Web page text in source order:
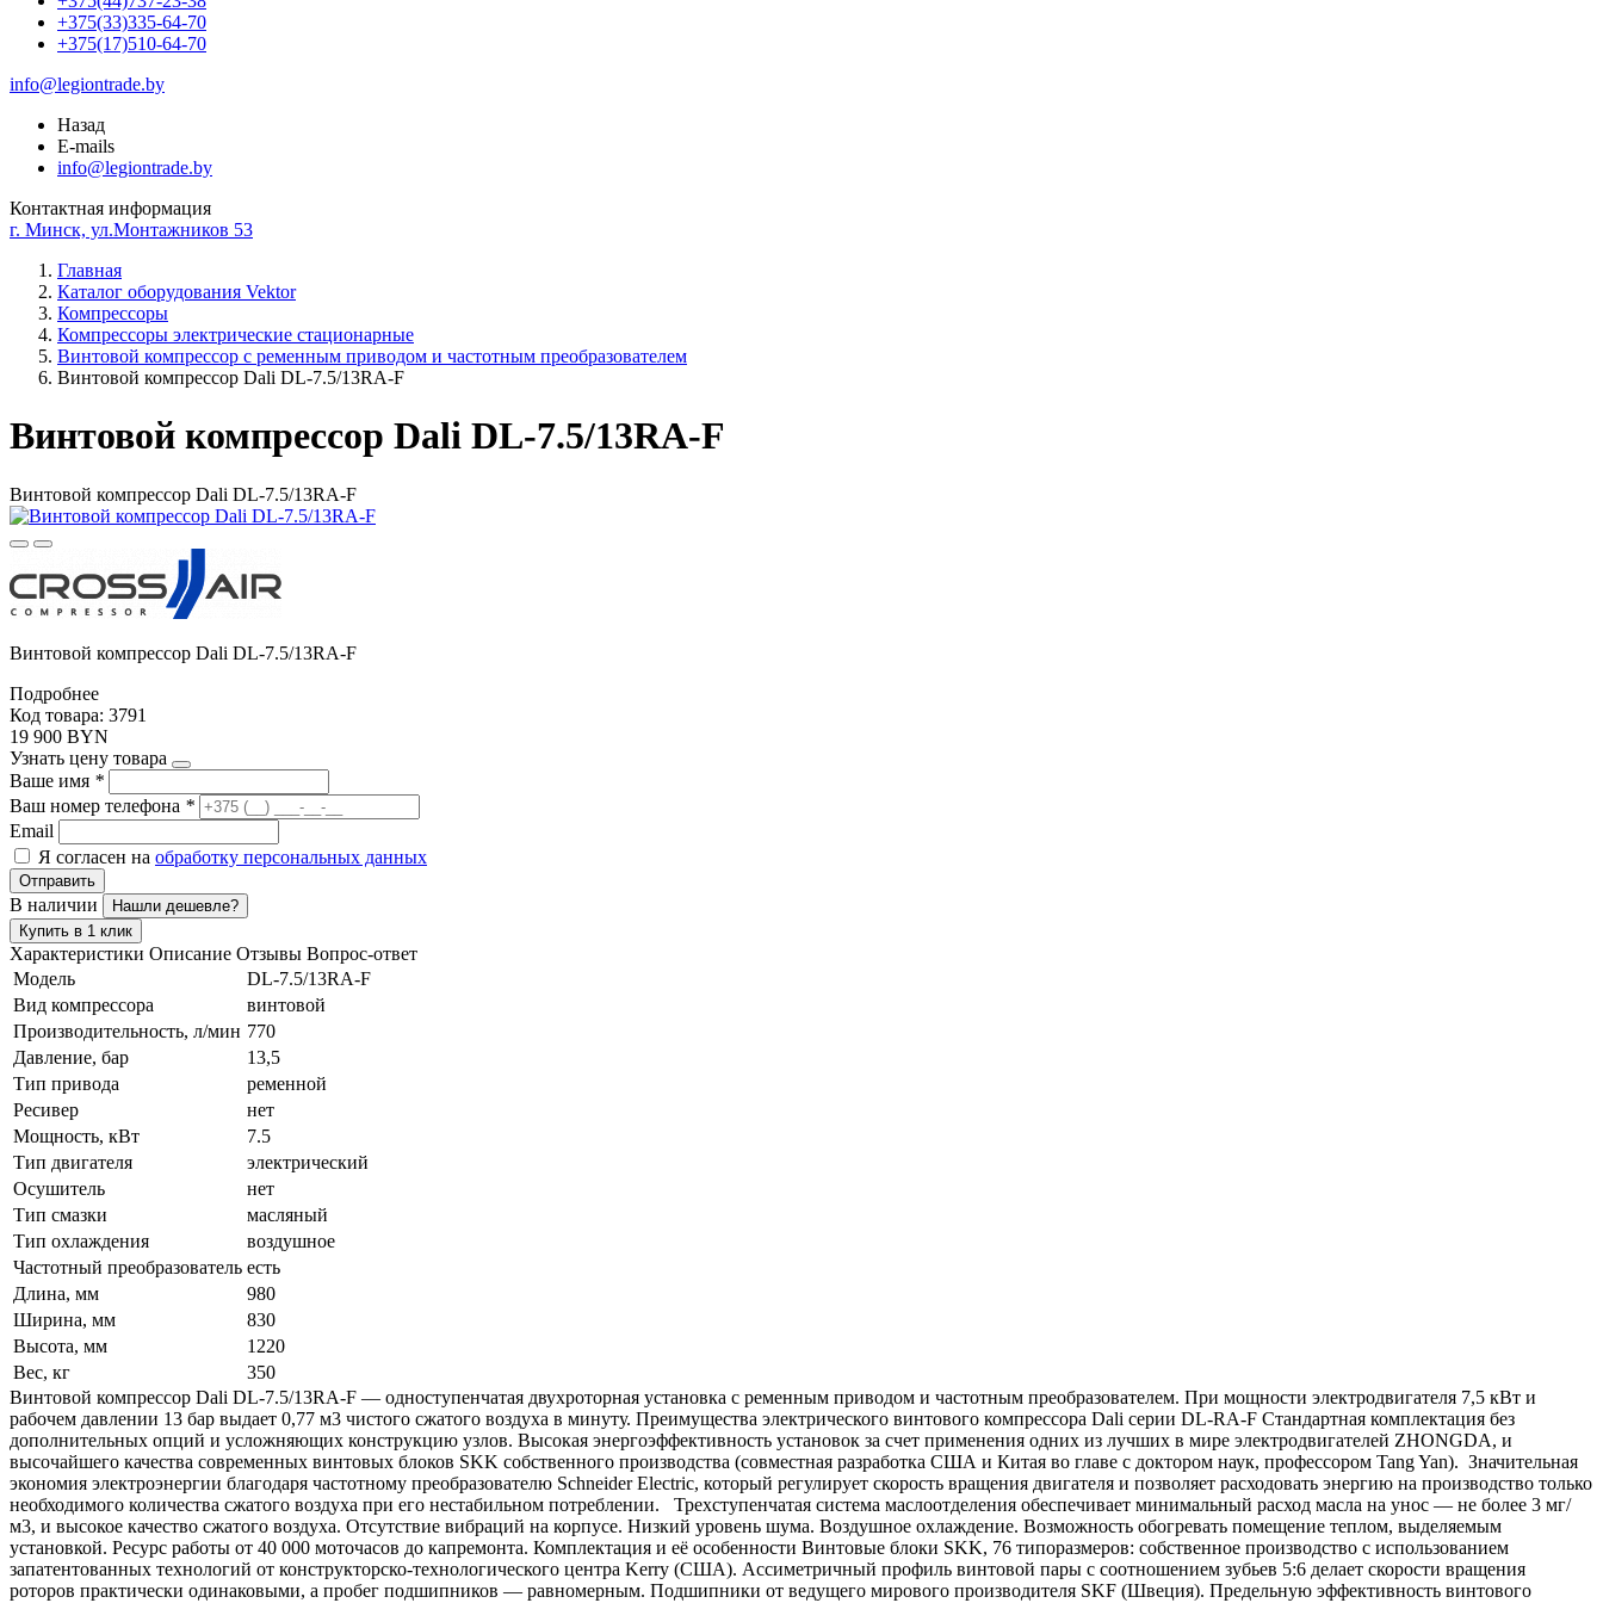
+375(33)335-64-70
+375(17)510-64-70
info@legiontrade.by
Назад
E-mails
info@legiontrade.by
Контактная информация
г. Минск, ул.Монтажников 53
Главная
Каталог оборудования Vektor
Компрессоры
Компрессоры электрические стационарные
Винтовой компрессор с ременным приводом и частотным преобразователем
Винтовой компрессор Dali DL-7.5/13RA-F
Винтовой компрессор Dali DL-7.5/13RA-F
Винтовой компрессор Dali DL-7.5/13RA-F
Винтовой компрессор Dali DL-7.5/13RA-F
Подробнее
Код товара: 3791
19 900 BYN
Узнать цену товара
Ваше имя *
Ваш номер телефона *
Email
Я согласен на обработку персональных данных
Отправить
В наличии
Нашли дешевле?
Купить в 1 клик
Характеристики Описание Отзывы Вопрос-ответ
Модель
DL-7.5/13RA-F
Вид компрессора
винтовой
Производительность, л/мин 770
Давление, бар
13,5
Тип привода
ременной
Ресивер
нет
Мощность, кВт
7.5
Тип двигателя
электрический
Осушитель
нет
Тип смазки
масляный
Тип охлаждения
воздушное
Частотный преобразователь есть
Длина, мм
980
Ширина, мм
830
Высота, мм
1220
Вес, кг
350
Винтовой компрессор Dali DL-7.5/13RA-F — одноступенчатая двухроторная установка с ременным приводом и частотным преобразователем. При мощности электродвигателя 7,5 кВт и
рабочем давлении 13 бар выдает 0,77 м3 чистого сжатого воздуха в минуту. Преимущества электрического винтового компрессора Dali серии DL-RA-F Стандартная комплектация без
дополнительных опций и усложняющих конструкцию узлов. Высокая энергоэффективность установок за счет применения одних из лучших в мире электродвигателей ZHONGDA, и
высочайшего качества современных винтовых блоков SKK собственного производства (совместная разработка США и Китая во главе с доктором наук, профессором Tang Yan). Значительная
экономия электроэнергии благодаря частотному преобразователю Schneider Electric, который регулирует скорость вращения двигателя и позволяет расходовать энергию на производство только
необходимого количества сжатого воздуха при его нестабильном потреблении. Трехступенчатая система маслоотделения обеспечивает минимальный расход масла на унос — не более 3 мг/
м3, и высокое качество сжатого воздуха. Отсутствие вибраций на корпусе. Низкий уровень шума. Воздушное охлаждение. Возможность обогревать помещение теплом, выделяемым
установкой. Ресурс работы от 40 000 моточасов до капремонта. Комплектация и её особенности Винтовые блоки SKK, 76 типоразмеров: собственное производство с использованием
запатентованных технологий от конструкторско-технологического центра Kerry (США). Ассиметричный профиль винтовой пары с соотношением зубьев 5:6 делает скорости вращения
роторов практически одинаковыми, а пробег подшипников — равномерным. Подшипники от ведущего мирового производителя SKF (Швеция). Предельную эффективность винтового